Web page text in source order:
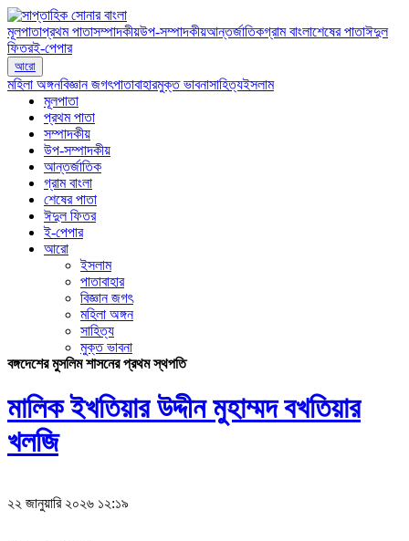
মূলপাতাপ্রথম পাতাসম্পাদকীয়উপ-সম্পাদকীয়আন্তর্জাতিকগ্রাম বাংলাশেষের পাতাঈদুল
ফিতরই-পেপার
আরো
মহিলা অঙ্গনবিজ্ঞান জগৎপাতাবাহারমুক্ত ভাবনাসাহিত্যইসলাম
মূলপাতা
প্রথম পাতা
সম্পাদকীয়
উপ-সম্পাদকীয়
আন্তর্জাতিক
গ্রাম বাংলা
শেষের পাতা
ঈদুল ফিতর
ই-পেপার
আরো
ইসলাম
পাতাবাহার
বিজ্ঞান জগৎ
মহিলা অঙ্গন
সাহিত্য
মুক্ত ভাবনা
বঙ্গদেশের মুসলিম শাসনের প্রথম স্থপতি
মালিক ইখতিয়ার উদ্দীন মুহাম্মদ বখতিয়ার
খলজি
২২ জানুয়ারি ২০২৬ ১২:১৯